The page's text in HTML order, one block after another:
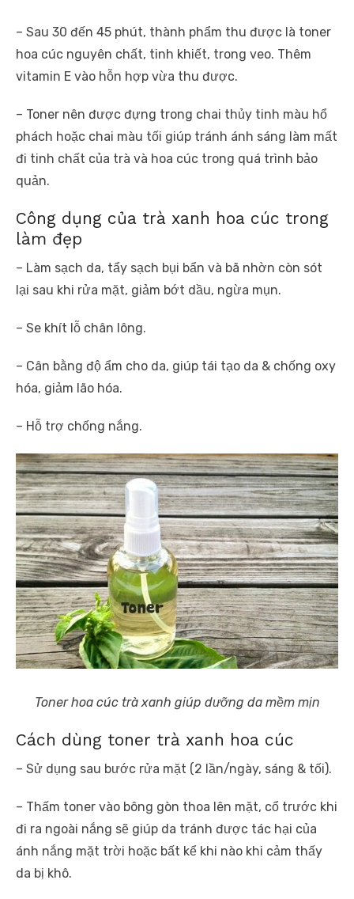
– Sau 30 đến 45 phút, thành phẩm thu được là toner
hoa cúc nguyên chất, tinh khiết, trong veo. Thêm
vitamin E vào hỗn hợp vừa thu được.
– Toner nên được đựng trong chai thủy tinh màu hổ
phách hoặc chai màu tối giúp tránh ánh sáng làm mất
đi tinh chất của trà và hoa cúc trong quá trình bảo
quản.
Công dụng của trà xanh hoa cúc trong
làm đẹp
– Làm sạch da, tẩy sạch bụi bẩn và bã nhờn còn sót
lại sau khi rửa mặt, giảm bớt dầu, ngừa mụn.
– Se khít lỗ chân lông.
– Cân bằng độ ẩm cho da, giúp tái tạo da & chống oxy
hóa, giảm lão hóa.
– Hỗ trợ chống nắng.
Toner hoa cúc trà xanh giúp dưỡng da mềm mịn
Cách dùng toner trà xanh hoa cúc
– Sử dụng sau bước rửa mặt (2 lần/ngày, sáng & tối).
– Thấm toner vào bông gòn thoa lên mặt, cổ trước khi
đi ra ngoài nắng sẽ giúp da tránh được tác hại của
ánh nắng mặt trời hoặc bất kể khi nào khi cảm thấy
da bị khô.